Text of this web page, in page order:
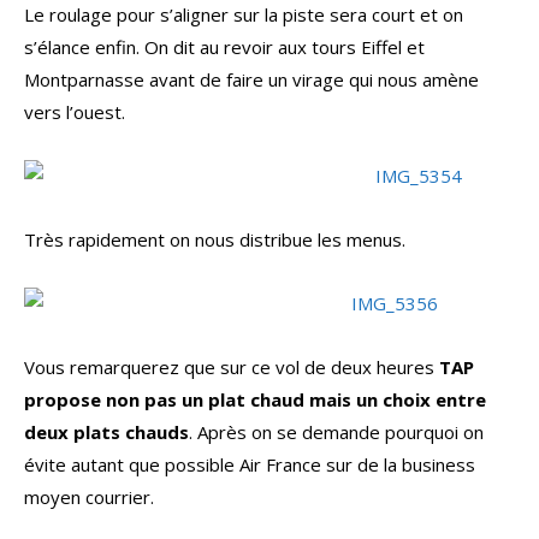
Le roulage pour s’aligner sur la piste sera court et on
s’élance enfin. On dit au revoir aux tours Eiffel et
Montparnasse avant de faire un virage qui nous amène
vers l’ouest.
Très rapidement on nous distribue les menus.
Vous remarquerez que sur ce vol de deux heures TAP
propose non pas un plat chaud mais un choix entre
deux plats chauds. Après on se demande pourquoi on
évite autant que possible Air France sur de la business
moyen courrier.